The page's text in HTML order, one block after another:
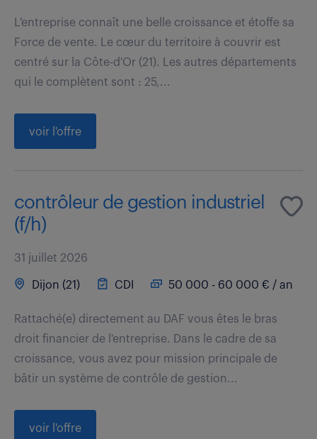
L'entreprise connaît une belle croissance et étoffe sa
Force de vente. Le cœur du territoire à couvrir est
centré sur la Côte-d'Or (21). Les autres départements
qui le complètent sont : 25,...
voir l'offre
contrôleur de gestion industriel
(f/h)
31 juillet 2026
Dijon (21) CDI 50 000 - 60 000 € / an
Rattaché(e) directement au DAF vous êtes le bras
droit financier de l'entreprise. Dans le cadre de sa
croissance, vous avez pour mission principale de
bâtir un système de contrôle de gestion...
voir l'offre